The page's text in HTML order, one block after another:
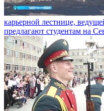
карьерной лестнице,
предлагают студентам на